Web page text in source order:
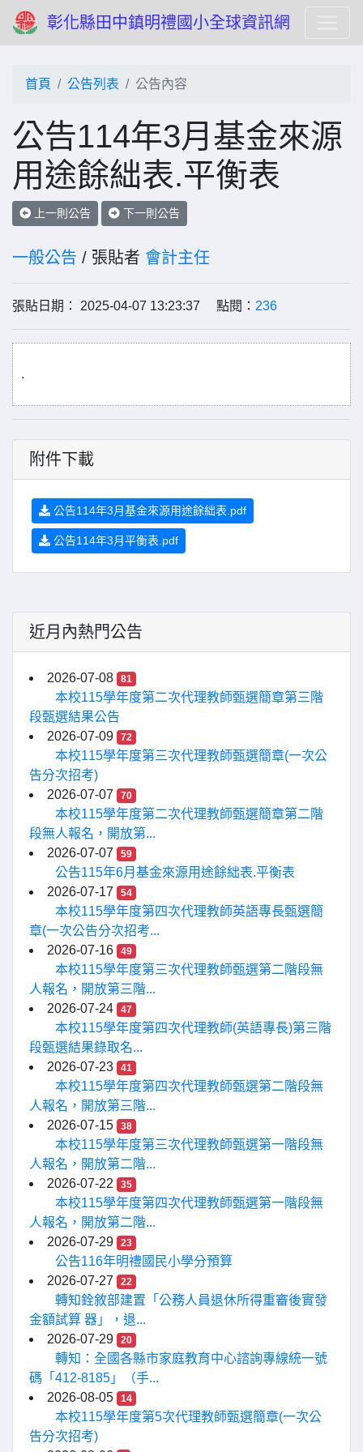
彰化縣田中鎮明禮國小全球資訊網
首頁 公告列表 公告內容
公告114年3月基金來源
用途餘絀表.平衡表
上一則公告 下一則公告
一般公告 / 張貼者 會計主任
張貼日期： 2025-04-07 13:23:37 點閱： 236
.
附件下載
公告114年3月基金來源用途餘絀表.pdf
公告114年3月平衡表.pdf
近月內熱門公告
2026-07-08 81
本校115學年度第二次代理教師甄選簡章第三階
段甄選結果公告
2026-07-09
72
本校115學年度第三次代理教師甄選簡章(一次公
告分次招考)
2026-07-07
70
本校115學年度第二次代理教師甄選簡章第二階
段無人報名，開放第...
2026-07-07
59
公告115年6月基金來源用途餘絀表.平衡表
2026-07-17
54
本校115學年度第四次代理教師英語專長甄選簡
章(一次公告分次招考...
2026-07-16
49
本校115學年度第三次代理教師甄選第二階段無
人報名，開放第三階...
2026-07-24
47
本校115學年度第四次代理教師(英語專長)第三階
段甄選結果錄取名...
2026-07-23
41
本校115學年度第四次代理教師甄選第二階段無
人報名，開放第三階...
2026-07-15
38
本校115學年度第三次代理教師甄選第一階段無
人報名，開放第二階...
2026-07-22
35
本校115學年度第四次代理教師甄選第一階段無
人報名，開放第二階...
2026-07-29
23
公告116年明禮國民小學分預算
2026-07-27
22
轉知銓敘部建置「公務人員退休所得重審後實發
金額試算 器」，退...
2026-07-29
20
轉知：全國各縣市家庭教育中心諮詢專線統一號
碼「412-8185」（手...
2026-08-05
14
本校115學年度第5次代理教師甄選簡章(一次公
告分次招考)